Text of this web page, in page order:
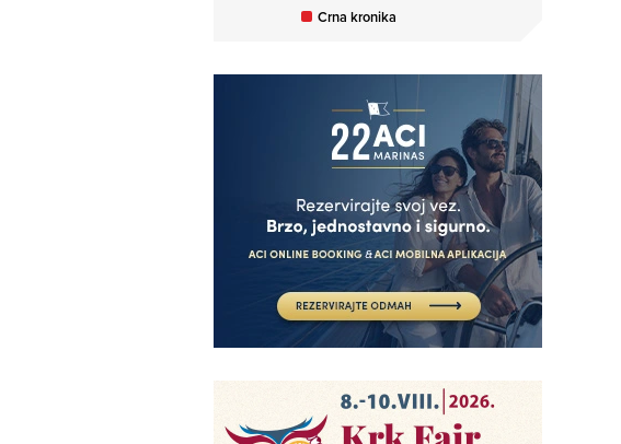
Crna kronika